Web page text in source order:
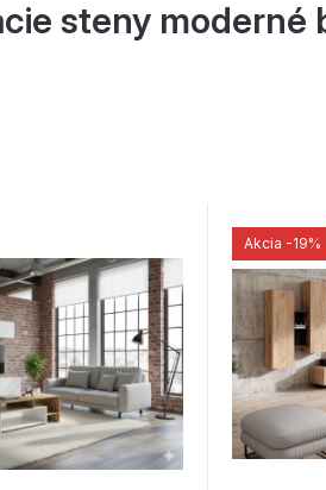
steny moderné
Akcia -19%